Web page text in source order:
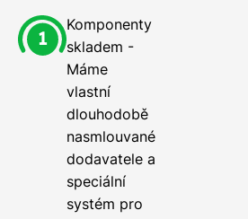
Komponenty
skladem -
Máme
vlastní
dlouhodobě
nasmlouvané
dodavatele a
speciální
systém pro